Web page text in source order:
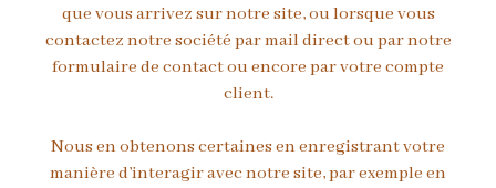
que vous arrivez sur notre site, ou lorsque vous
contactez notre société par mail direct ou par notre
formulaire de contact ou encore par votre compte
client.
Nous en obtenons certaines en enregistrant votre
manière d’interagir avec notre site, par exemple en